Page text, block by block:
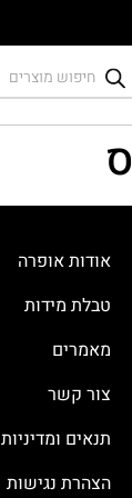
אודות אופרה
טבלת מידות
מאמרים
צור קשר
תנאים ומדיניות
הצהרת נגישות